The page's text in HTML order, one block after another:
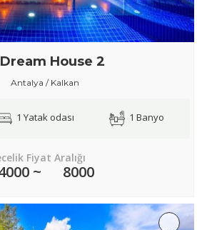
House 2
Antalya / Kalkan
1 Yatak odası 1 Banyo
Fiyat Aralığı
~ 8000